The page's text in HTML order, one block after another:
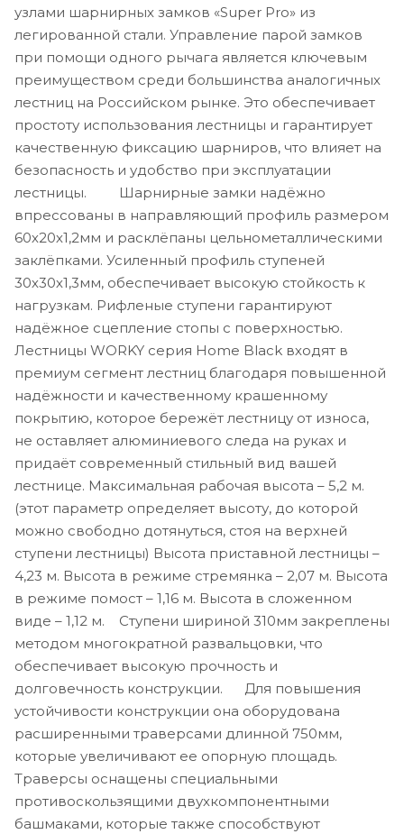
узлами шарнирных замков «Super Pro» из
легированной стали. Управление парой замков
при помощи одного рычага является ключевым
преимуществом среди большинства аналогичных
лестниц на Российском рынке. Это обеспечивает
простоту использования лестницы и гарантирует
качественную фиксацию шарниров, что влияет на
безопасность и удобство при эксплуатации
лестницы. Шарнирные замки надёжно
впрессованы в направляющий профиль размером
60х20х1,2мм и расклёпаны цельнометаллическими
заклёпками. Усиленный профиль ступеней
30х30х1,3мм, обеспечивает высокую стойкость к
нагрузкам. Рифленые ступени гарантируют
надёжное сцепление стопы с поверхностью.
Лестницы WORKY серия Home Black входят в
премиум сегмент лестниц благодаря повышенной
надёжности и качественному крашенному
покрытию, которое бережёт лестницу от износа,
не оставляет алюминиевого следа на руках и
придаёт современный стильный вид вашей
лестнице. Максимальная рабочая высота – 5,2 м.
(этот параметр определяет высоту, до которой
можно свободно дотянуться, стоя на верхней
ступени лестницы) Высота приставной лестницы –
4,23 м. Высота в режиме стремянка – 2,07 м. Высота
в режиме помост – 1,16 м. Высота в сложенном
виде – 1,12 м. Ступени шириной 310мм закреплены
методом многократной развальцовки, что
обеспечивает высокую прочность и
долговечность конструкции. Для повышения
устойчивости конструкции она оборудована
расширенными траверсами длинной 750мм,
которые увеличивают ее опорную площадь.
Траверсы оснащены специальными
противоскользящими двухкомпонентными
башмаками, которые также способствуют